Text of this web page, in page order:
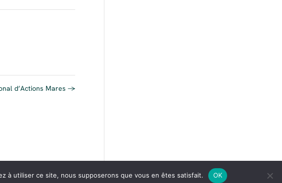
d’Actions Mares→
à utiliser ce site, nous supposerons que vous en êtes satisfait. OK